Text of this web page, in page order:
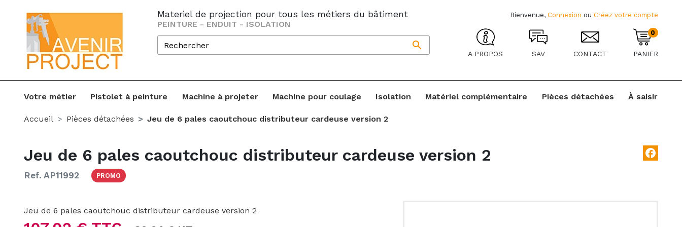
Materiel de projection pour tous les métiers du bâtiment
PEINTURE - ENDUIT - ISOLATION

Bienvenue, Connexion ou Créez votre compte
A PROPOS SAV CONTACT
0
PANIER
Votre métier Pistolet à peinture Machine à projeter Machine pour coulage Isolation Matériel complémentaire Pièces détachées À saisir
Accueil Pièces détachées Jeu de 6 pales caoutchouc distributeur cardeuse version 2
Jeu de 6 pales caoutchouc distributeur cardeuse version 2 facebook
Ref. AP11992 PROMO
Jeu de 6 pales caoutchouc distributeur cardeuse version 2